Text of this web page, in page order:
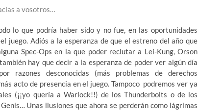
a vosotros…
lo que podría haber sido y no fue, en las oportunidades
juego. Adiós a la esperanza de que el estreno del año que
Spec-Ops en la que poder reclutar a Lei-Kung, Orson
hay que decir a la esperanza de poder ver algún día
razones desconocidas (más problemas de derechos
acto de presencia en el juego. Tampoco podremos ver ya
(¡¡yo quería a Warlock!!) de los Thunderbolts o de los
Unas ilusiones que ahora se perderán como lágrimas